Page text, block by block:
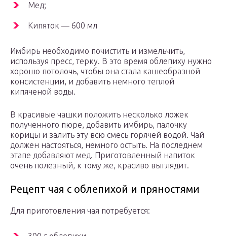
Мед;
Кипяток — 600 мл
Имбирь необходимо почистить и измельчить,
используя пресс, терку. В это время облепиху нужно
хорошо потолочь, чтобы она стала кашеобразной
консистенции, и добавить немного теплой
кипяченой воды.
В красивые чашки положить несколько ложек
полученного пюре, добавить имбирь, палочку
корицы и залить эту всю смесь горячей водой. Чай
должен настояться, немного остыть. На последнем
этапе добавляют мед. Приготовленный напиток
очень полезный, к тому же, красиво выглядит.
Рецепт чая с облепихой и пряностями
Для приготовления чая потребуется: